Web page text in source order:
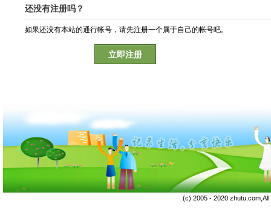
还没有注册吗？
如果还没有本站的通行帐号，请先注册一个属于自己的帐号吧。
立即注册
(c) 2005 - 2020